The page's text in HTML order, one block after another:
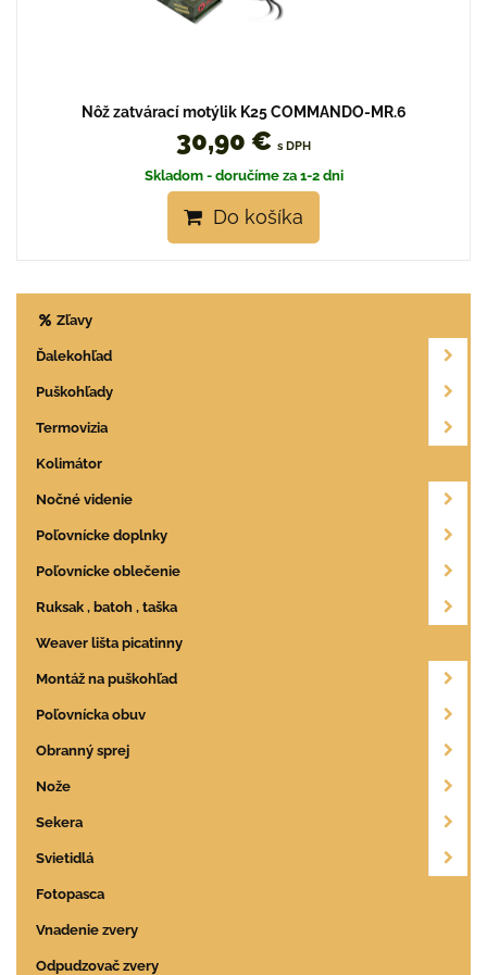
Nôž zatvárací motýlik K25 COMMANDO-MR.6
30,90 € s DPH
Skladom - doručíme za 1-2 dni
Do košíka
Zľavy
Ďalekohľad
Puškohľady
Termovizia
Kolimátor
Nočné videnie
Poľovnícke doplnky
Poľovnícke oblečenie
Ruksak , batoh , taška
Weaver lišta picatinny
Montáž na puškohľad
Poľovnícka obuv
Obranný sprej
Nože
Sekera
Svietidlá
Fotopasca
Vnadenie zvery
Odpudzovač zvery